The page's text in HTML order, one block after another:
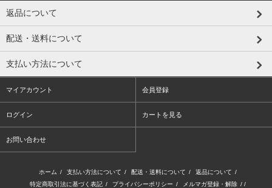
返品について
配送・送料について
支払い方法について
マイアカウント 会員登録
ログイン カートを見る
お問い合わせ
ホーム / 支払い方法について / 配送・送料について / 返品について /
特定商取引法に基づく表記 / プライバシーポリシー / メルマガ登録・解除 / /